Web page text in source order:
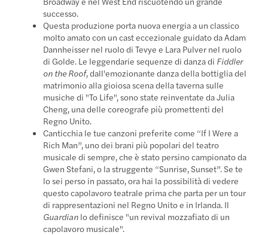
successo.
Questa produzione porta nuova energia a un classico
molto amato con un cast eccezionale guidato da Adam
Dannheisser nel ruolo di Tevye e Lara Pulver nel ruolo
di Golde. Le leggendarie sequenze di danza di Fiddler
on the Roof, dall'emozionante danza della bottiglia del
matrimonio alla gioiosa scena della taverna sulle
musiche di "To Life", sono state reinventate da Julia
Cheng, una delle coreografe più promettenti del
Regno Unito.
Canticchia le tue canzoni preferite come “If I Were a
Rich Man”, uno dei brani più popolari del teatro
musicale di sempre, che è stato persino campionato da
Gwen Stefani, o la struggente “Sunrise, Sunset”. Se te
lo sei perso in passato, ora hai la possibilità di vedere
questo capolavoro teatrale prima che parta per un tour
di rappresentazioni nel Regno Unito e in Irlanda. Il
Guardian lo definisce "un revival mozzafiato di un
capolavoro musicale".